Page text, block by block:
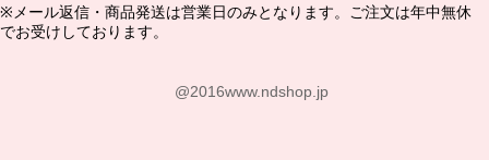
※メール返信・商品発送は営業日のみとなります。ご注文は年中無休
でお受けしております。
@2016www.ndshop.jp